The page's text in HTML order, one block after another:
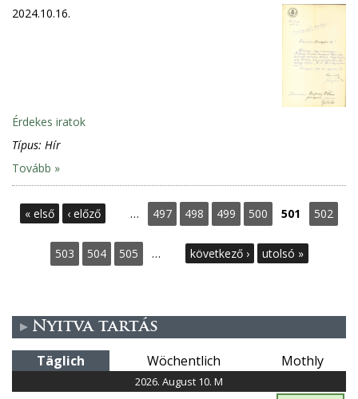
2024.10.16.
Érdekes iratok
Típus: Hír
Tovább »
S
t
e
n
« első ‹ előző … 497 498 499 500 501 502
503 504 505 … következő › utolsó »
Nyitva tartás
Täglich Wöchentlich Mothly
2026. August 10. M